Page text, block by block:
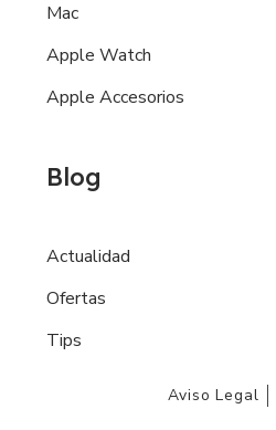
Mac
Apple Watch
Apple Accesorios
Blog
Actualidad
Ofertas
Tips
Aviso Legal